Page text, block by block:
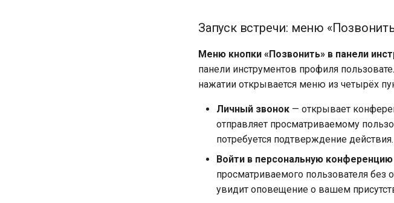
Запуск встречи: меню
Меню кнопки «Позвонить» в панели
панели инструментов профиля
нажатии открывается меню из четырёх
Личный звонок — открывает
отправляет просматриваемому
потребуется подтверждение действия.
Войти в персональную конференцию
просматриваемого пользователя без
увидит оповещение о вашем